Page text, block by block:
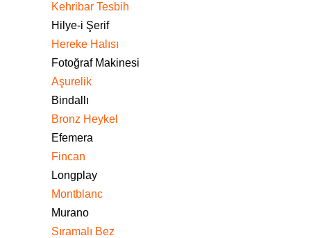
Kehribar Tesbih
Hilye-i Şerif
Hereke Halısı
Fotoğraf Makinesi
Aşurelik
Bindallı
Bronz Heykel
Efemera
Fincan
Longplay
Montblanc
Murano
Sıramalı Bez